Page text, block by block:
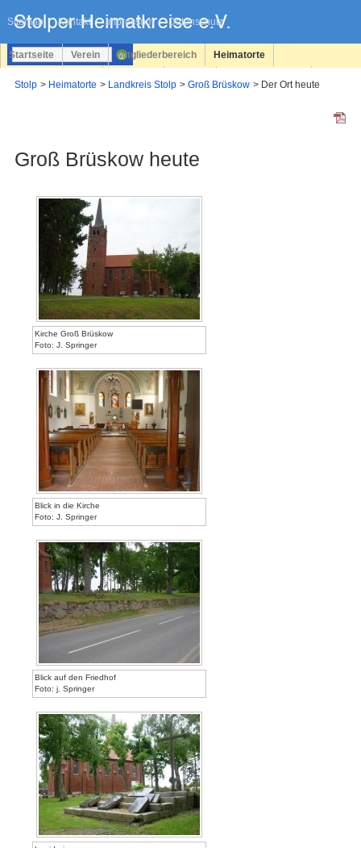
Sitemap Kontakt Impressum Datenschutz
überspringen
Startseite Verein Mitgliederbereich Heimatorte
Stolp Heimatorte Landkreis Stolp Groß Brüskow Der Ort heute
Groß Brüskow heute
Kirche Groß Brüskow
Foto: J. Springer
Blick in die Kirche
Foto: J. Springer
Blick auf den Friedhof
Foto: j. Springer